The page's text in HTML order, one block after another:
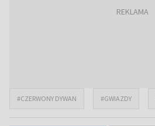
#CZERWONY DYWAN #GWIAZDY